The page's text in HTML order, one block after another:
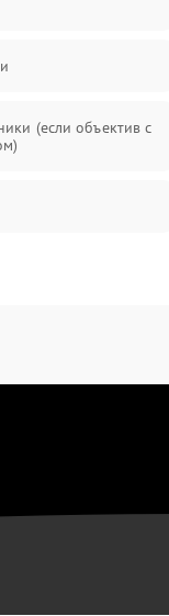
(если объектив с